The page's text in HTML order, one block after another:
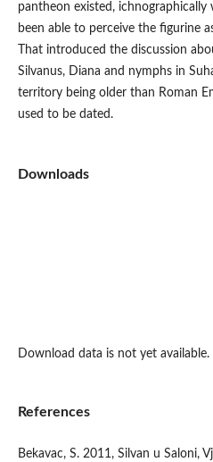
pantheon existed, ichnographically
been able to perceive the figurine
That introduced the discussion
Silvanus, Diana and nymphs in
territory being older than Roman
used to be dated.
Downloads
Download data is not yet available.
References
Bekavac, S. 2011, Silvan u Saloni,